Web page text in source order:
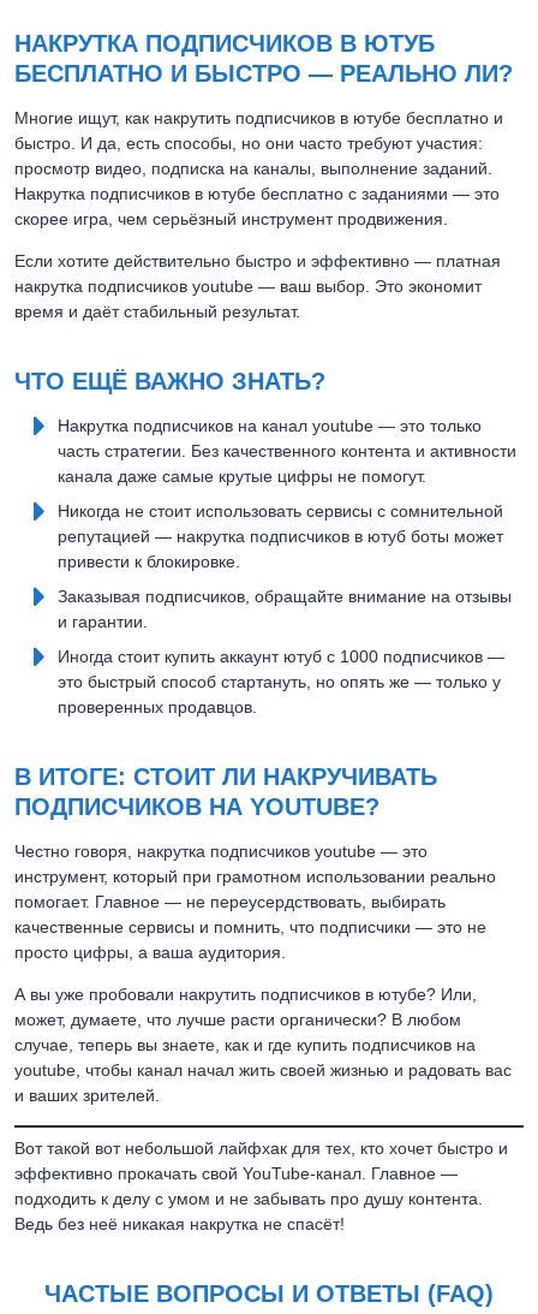
НАКРУТКА ПОДПИСЧИКОВ В ЮТУБ
БЕСПЛАТНО И БЫСТРО — РЕАЛЬНО ЛИ?
Многие ищут, как накрутить подписчиков в ютубе бесплатно и
быстро. И да, есть способы, но они часто требуют участия:
просмотр видео, подписка на каналы, выполнение заданий.
Накрутка подписчиков в ютубе бесплатно с заданиями — это
скорее игра, чем серьёзный инструмент продвижения.
Если хотите действительно быстро и эффективно — платная
накрутка подписчиков youtube — ваш выбор. Это экономит
время и даёт стабильный результат.
ЧТО ЕЩЁ ВАЖНО ЗНАТЬ?
Накрутка подписчиков на канал youtube — это только
часть стратегии. Без качественного контента и активности
канала даже самые крутые цифры не помогут.
Никогда не стоит использовать сервисы с сомнительной
репутацией — накрутка подписчиков в ютуб боты может
привести к блокировке.
Заказывая подписчиков, обращайте внимание на отзывы
и гарантии.
Иногда стоит купить аккаунт ютуб с 1000 подписчиков —
это быстрый способ стартануть, но опять же — только у
проверенных продавцов.
В ИТОГЕ: СТОИТ ЛИ НАКРУЧИВАТЬ
ПОДПИСЧИКОВ НА YOUTUBE?
Честно говоря, накрутка подписчиков youtube — это
инструмент, который при грамотном использовании реально
помогает. Главное — не переусердствовать, выбирать
качественные сервисы и помнить, что подписчики — это не
просто цифры, а ваша аудитория.
А вы уже пробовали накрутить подписчиков в ютубе? Или,
может, думаете, что лучше расти органически? В любом
случае, теперь вы знаете, как и где купить подписчиков на
youtube, чтобы канал начал жить своей жизнью и радовать вас
и ваших зрителей.
Вот такой вот небольшой лайфхак для тех, кто хочет быстро и
эффективно прокачать свой YouTube-канал. Главное —
подходить к делу с умом и не забывать про душу контента.
Ведь без неё никакая накрутка не спасёт!
ЧАСТЫЕ ВОПРОСЫ И ОТВЕТЫ (FAQ)